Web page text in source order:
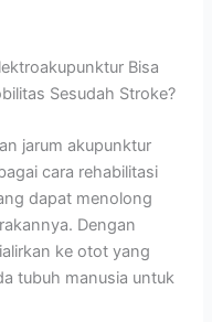
Bisa
Sesudah Stroke?
jarum akupunktur
cara rehabilitasi
dapat menolong
Dengan
ke otot yang
tubuh manusia untuk